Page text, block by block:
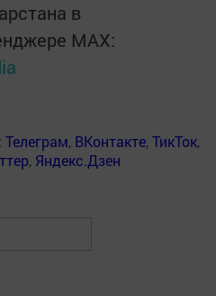
в
MАХ:
Телеграм, ВКонтакте,ТикТок,
, Яндекс.Дзен